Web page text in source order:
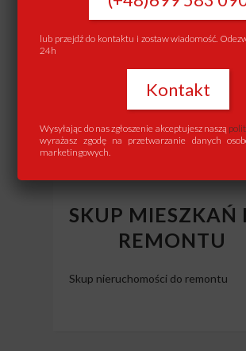
SKUP MIESZKAŃ
REMONTU
Skup nieruchomości do remontu
lub przejdź do kontaktu i zostaw wiadomość.
24h
Kontakt
Wysyłając do nas zgłoszenie akceptujesz naszą
wyrażasz zgodę na przetwarzanie danych
marketingowych.